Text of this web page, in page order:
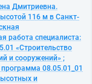
Дмитриевна.
116 м в Санкт-
работа специалиста:
«Строительство
и сооружений» ;
08.05.01_01
и